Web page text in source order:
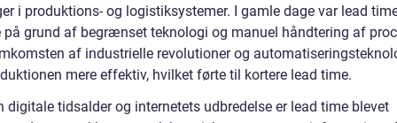
i produktions- og logistiksystemer. I gamle dage var lead
grund af begrænset teknologi og manuel håndtering af
af industrielle revolutioner og
mere effektiv, hvilket førte til kortere lead time.
digitale tidsalder og internetets udbredelse er lead time blevet